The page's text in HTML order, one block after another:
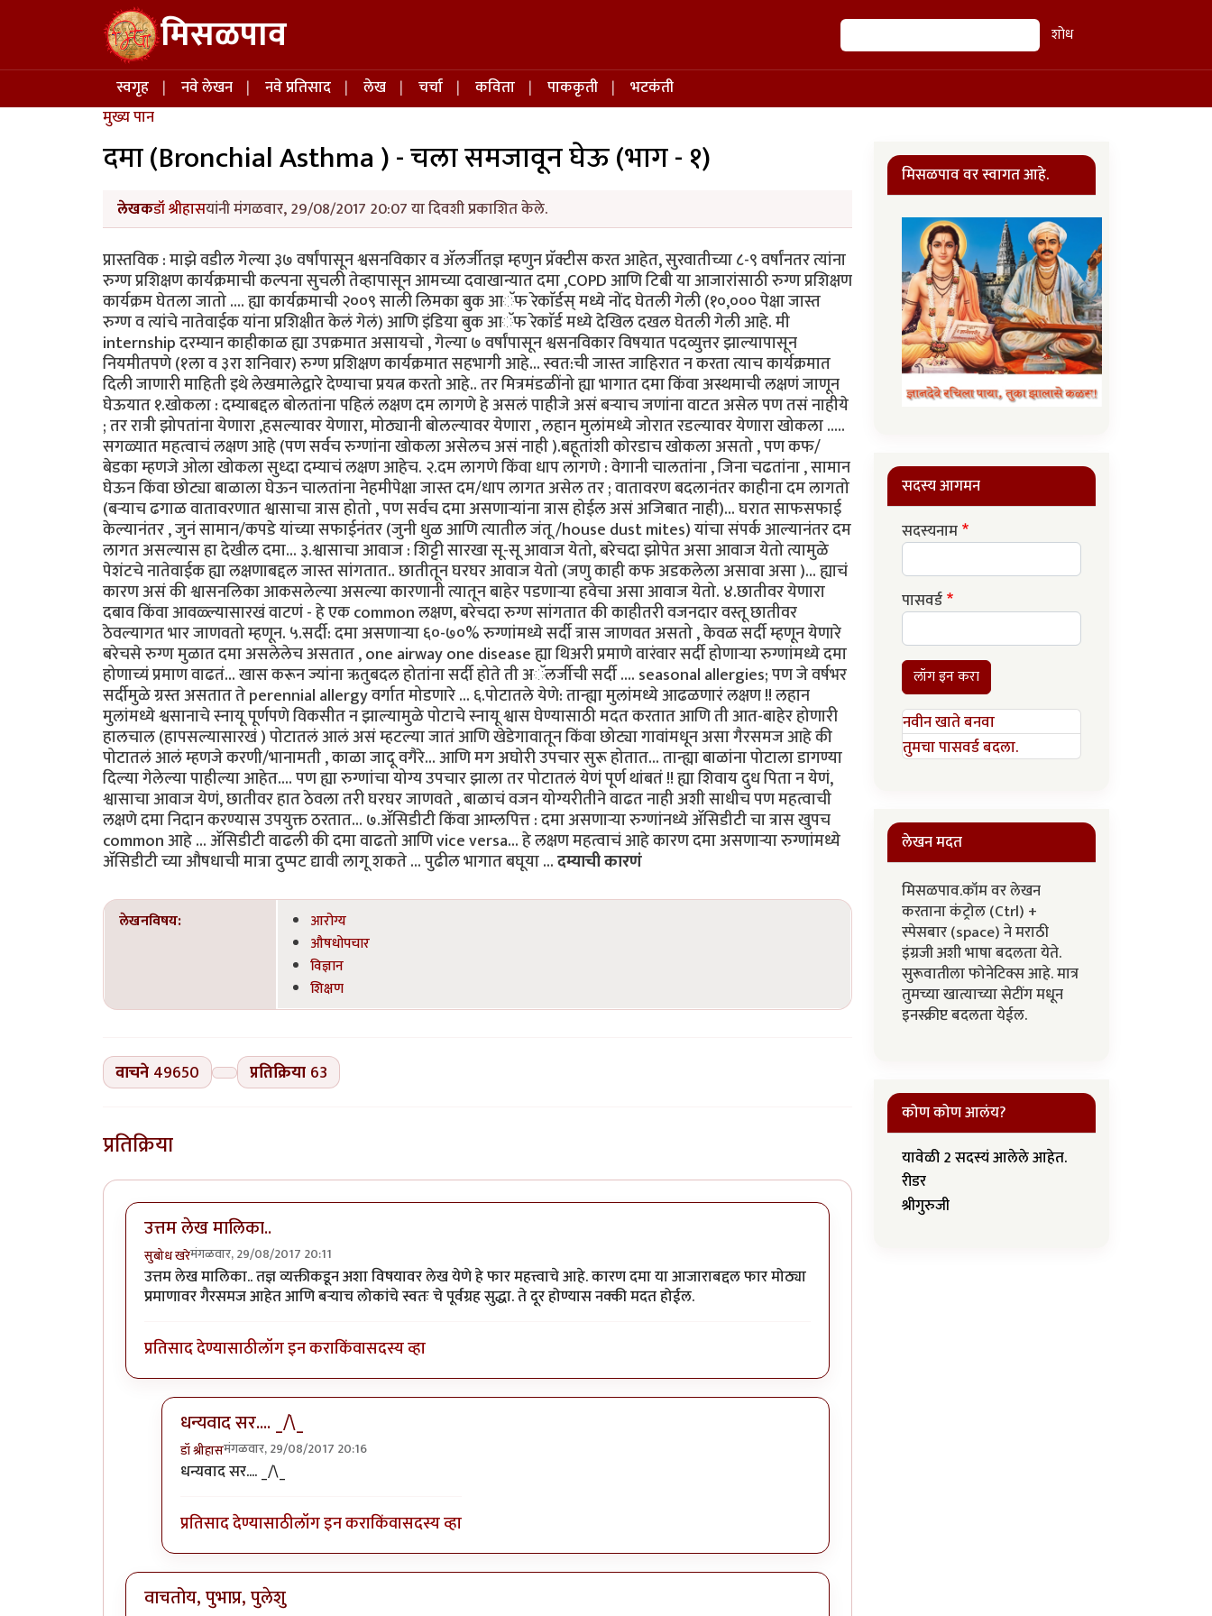
Skip to main content मिसळपाव शोध शोध
Main navigation
स्वगृह नवे लेखन नवे प्रतिसाद लेख चर्चा कविता पाककृती
भटकंती
मुख्य पान
दमा (Bronchial Asthma ) - चला समजावून घेऊ (भाग - १)
लेखकडॉ श्रीहासयांनी मंगळवार, 29/08/2017 20:07 या दिवशी प्रकाशित केले.
प्रास्तविक : माझे वडील गेल्या ३७ वर्षांपासून श्वसनविकार व ॲलर्जीतज्ञ म्हणुन प्रॅक्टीस करत आहेत, सुरवातीच्या ८-९ वर्षांनतर त्यांना
रुग्ण प्रशिक्षण कार्यक्रमाची कल्पना सुचली तेव्हापासून आमच्या दवाखान्यात दमा ,COPD आणि टिबी या आजारांसाठी रुग्ण प्रशिक्षण
कार्यक्रम घेतला जातो .... ह्या कार्यक्रमाची २००९ साली लिमका बुक आॅफ रेकाॅर्डस् मध्ये नोंद घेतली गेली (१०,००० पेक्षा जास्त
रुग्ण व त्यांचे नातेवाईक यांना प्रशिक्षीत केलं गेलं) आणि इंडिया बुक आॅफ रेकाॅर्ड मध्ये देखिल दखल घेतली गेली आहे. मी
internship दरम्यान काहीकाळ ह्या उपक्रमात असायचो , गेल्या ७ वर्षांपासून श्वसनविकार विषयात पदव्युत्तर झाल्यापासून
नियमीतपणे (१ला व ३रा शनिवार) रुग्ण प्रशिक्षण कार्यक्रमात सहभागी आहे... स्वत:ची जास्त जाहिरात न करता त्याच कार्यक्रमात
दिली जाणारी माहिती इथे लेखमालेद्वारे देण्याचा प्रयत्न करतो आहे.. तर मित्रमंडळींनो ह्या भागात दमा किंवा अस्थमाची लक्षणं जाणून
घेऊयात १.खोकला : दम्याबद्दल बोलतांना पहिलं लक्षण दम लागणे हे असलं पाहीजे असं बऱ्याच जणांना वाटत असेल पण तसं नाहीये
; तर रात्री झोपतांना येणारा ,हसल्यावर येणारा, मोठ्यानी बोलल्यावर येणारा , लहान मुलांमध्ये जोरात रडल्यावर येणारा खोकला .....
सगळ्यात महत्वाचं लक्षण आहे (पण सर्वच रुग्णांना खोकला असेलच असं नाही ).बहूतांशी कोरडाच खोकला असतो , पण कफ/
बेडका म्हणजे ओला खोकला सुध्दा दम्याचं लक्षण आहेच. २.दम लागणे किंवा धाप लागणे : वेगानी चालतांना , जिना चढतांना , सामान
घेऊन किंवा छोट्या बाळाला घेऊन चालतांना नेहमीपेक्षा जास्त दम/धाप लागत असेल तर ; वातावरण बदलानंतर काहीना दम लागतो
(बऱ्याच ढगाळ वातावरणात श्वासाचा त्रास होतो , पण सर्वच दमा असणाऱ्यांना त्रास होईल असं अजिबात नाही)... घरात साफसफाई
केल्यानंतर , जुनं सामान/कपडे यांच्या सफाईनंतर (जुनी धुळ आणि त्यातील जंतू /house dust mites) यांचा संपर्क आल्यानंतर दम
लागत असल्यास हा देखील दमा... ३.श्वासाचा आवाज : शिट्टी सारखा सू-सू आवाज येतो, बरेचदा झोपेत असा आवाज येतो त्यामुळे
पेशंटचे नातेवाईक ह्या लक्षणाबद्दल जास्त सांगतात.. छातीतून घरघर आवाज येतो (जणु काही कफ अडकलेला असावा असा )... ह्याचं
कारण असं की श्वासनलिका आकसलेल्या असल्या कारणानी त्यातून बाहेर पडणाऱ्या हवेचा असा आवाज येतो. ४.छातीवर येणारा
दबाव किंवा आवळ्ल्यासारखं वाटणं - हे एक common लक्षण, बरेचदा रुग्ण सांगतात की काहीतरी वजनदार वस्तू छातीवर
ठेवल्यागत भार जाणवतो म्हणून. ५.सर्दी: दमा असणाऱ्या ६०-७०% रुग्णांमध्ये सर्दी त्रास जाणवत असतो , केवळ सर्दी म्हणून येणारे
बरेचसे रुग्ण मुळात दमा असलेलेच असतात , one airway one disease ह्या थिअरी प्रमाणे वारंवार सर्दी होणाऱ्या रुग्णांमध्ये दमा
होणाच्यं प्रमाण वाढतं... खास करून ज्यांना ऋतुबदल होतांना सर्दी होते ती अॅलर्जीची सर्दी .... seasonal allergies; पण जे वर्षभर
सर्दीमुळे ग्रस्त असतात ते perennial allergy वर्गात मोडणारे ... ६.पोटातले येणे: तान्ह्या मुलांमध्ये आढळणारं लक्षण !! लहान
मुलांमध्ये श्वसानाचे स्नायू पूर्णपणे विकसीत न झाल्यामुळे पोटाचे स्नायू श्वास घेण्यासाठी मदत करतात आणि ती आत-बाहेर होणारी
हालचाल (हापसल्यासारखं ) पोटातलं आलं असं म्हटल्या जातं आणि खेडेगावातून किंवा छोट्या गावांमधून असा गैरसमज आहे की
पोटातलं आलं म्हणजे करणी/भानामती , काळा जादू वगैरे... आणि मग अघोरी उपचार सुरू होतात... तान्ह्या बाळांना पोटाला डागण्या
दिल्या गेलेल्या पाहील्या आहेत.... पण ह्या रुग्णांचा योग्य उपचार झाला तर पोटातलं येणं पूर्ण थांबतं !! ह्या शिवाय दुध पिता न येणं,
श्वासाचा आवाज येणं, छातीवर हात ठेवला तरी घरघर जाणवते , बाळाचं वजन योग्यरीतीने वाढत नाही अशी साधीच पण महत्वाची
लक्षणे दमा निदान करण्यास उपयुक्त ठरतात... ७.ॲसिडीटी किंवा आम्लपित्त : दमा असणाऱ्या रुग्णांनध्ये ॲसिडीटी चा त्रास खुपच
common आहे ... ॲसिडीटी वाढली की दमा वाढतो आणि vice versa... हे लक्षण महत्वाचं आहे कारण दमा असणाऱ्या रुग्णांमध्ये
ॲसिडीटी च्या औषधाची मात्रा दुप्पट द्यावी लागू शकते ... पुढील भागात बघूया ...दम्याची कारणं
लेखनविषय:
आरोग्य
औषधोपचार
विज्ञान
शिक्षण
वाचने 49650 प्रतिक्रिया 63
प्रतिक्रिया
उत्तम लेख मालिका..
सुबोध खरेमंगळवार, 29/08/2017 20:11
उत्तम लेख मालिका.. तज्ञ व्यक्तीकडून अशा विषयावर लेख येणे हे फार महत्त्वाचे आहे. कारण दमा या आजाराबद्दल फार मोठ्या
प्रमाणावर गैरसमज आहेत आणि बऱ्याच लोकांचे स्वतः चे पूर्वग्रह सुद्धा. ते दूर होण्यास नक्की मदत होईल.
प्रतिसाद देण्यासाठीलॉग इन कराकिंवासदस्य व्हा
धन्यवाद सर.... _/\_
डॉ श्रीहासमंगळवार, 29/08/2017 20:16
In reply toउत्तम लेख मालिका..
धन्यवाद सर.... _/\_
प्रतिसाद देण्यासाठीलॉग इन कराकिंवासदस्य व्हा
वाचतोय, पुभाप्र, पुलेशु
मिसळपाव वर स्वागत आहे.
सदस्य आगमन
सदस्यनाम
पासवर्ड
लॉग इन करा
नवीन खाते बनवा
तुमचा पासवर्ड बदला.
लेखन मदत
मिसळपाव.कॉम वर लेखन
करताना कंट्रोल (Ctrl) +
स्पेसबार (space) ने मराठी
इंग्रजी अशी भाषा बदलता येते.
सुरूवातीला फोनेटिक्स आहे. मात्र
तुमच्या खात्याच्या सेटींग मधून
इनस्क्रीप्ट बदलता येईल.
कोण कोण आलंय?
यावेळी 2 सदस्यं आलेले आहेत.
रीडर
श्रीगुरुजी